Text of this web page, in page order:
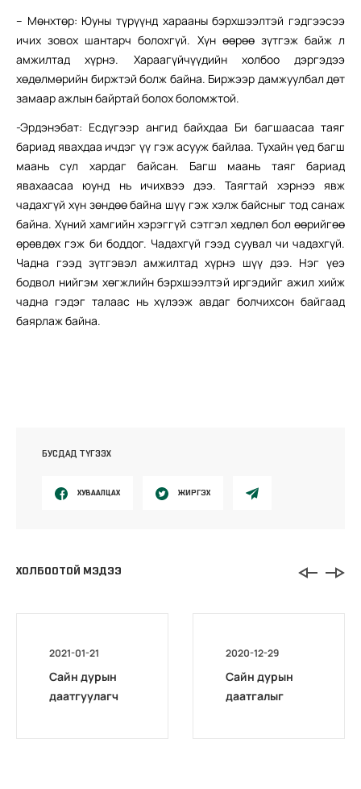
– Мөнхтөр: Юуны түрүүнд харааны бэрхшээлтэй гэдгээсээ
ичих зовох шантарч болохгүй. Хүн өөрөө зүтгэж байж л
амжилтад хүрнэ. Хараагүйчүүдийн холбоо дэргэдээ
хөдөлмөрийн биржтэй болж байна. Биржээр дамжуулбал дөт
замаар ажлын байртай болох боломжтой.
-Эрдэнэбат: Есдүгээр ангид байхдаа Би багшаасаа таяг
бариад явахдаа ичдэг үү гэж асууж байлаа. Тухайн үед багш
маань сул хардаг байсан. Багш маань таяг бариад
явахаасаа юунд нь ичихвээ дээ. Таягтай хэрнээ явж
чадахгүй хүн зөндөө байна шүү гэж хэлж байсныг тод санаж
байна. Хүний хамгийн хэрэггүй сэтгэл хөдлөл бол өөрийгөө
өрөвдөх гэж би боддог. Чадахгүй гээд суувал чи чадахгүй.
Чадна гээд зүтгэвэл амжилтад хүрнэ шүү дээ. Нэг үеэ
бодвол нийгэм хөгжлийн бэрхшээлтэй иргэдийг ажил хийж
чадна гэдэг талаас нь хүлээж авдаг болчихсон байгаад
баярлаж байна.
БУСДАД ТҮГЭЭХ
ХУВААЛЦАХ ЖИРГЭХ
ХОЛБООТОЙ МЭДЭЭ
2021-01-21
Сайн дурын
даатгуулагч
2020-12-29
Сайн дурын
даатгалыг